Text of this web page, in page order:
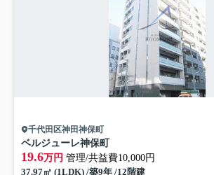
千代田区神田神保町
ベルジューレ神保町
19.6万円 管理/共益費10,000円
37.97㎡ (1LDK) /築9年 /12階建